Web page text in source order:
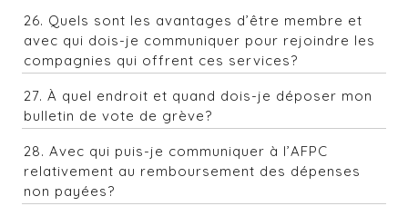
26. Quels sont les avantages d’être membre et
avec qui dois-je communiquer pour rejoindre les
compagnies qui offrent ces services?
27. À quel endroit et quand dois-je déposer mon
bulletin de vote de grève?
28. Avec qui puis-je communiquer à l’AFPC
relativement au remboursement des dépenses
non payées?